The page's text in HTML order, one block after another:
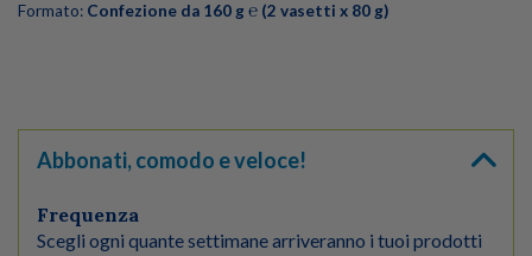
Formato: Confezione da 160 g ℮ (2 vasetti x 80 g)
Abbonati, comodo e veloce!
Frequenza
Scegli ogni quante settimane arriveranno i tuoi prodotti